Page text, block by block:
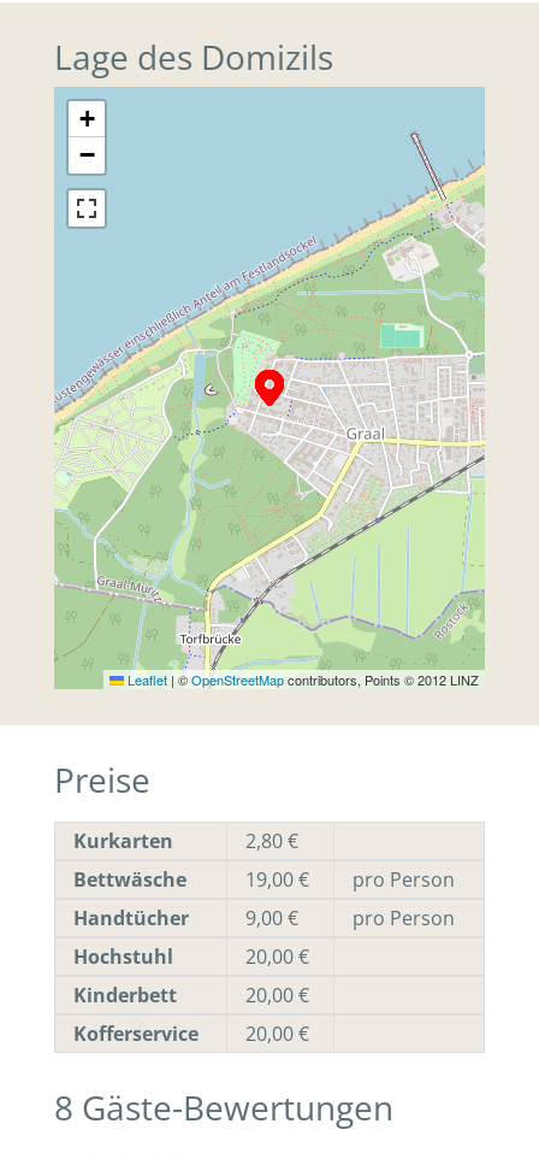
Lage des Domizils
+
−
Leaflet | ©OpenStreetMapcontributors, Points © 2012 LINZ
Preise
Kurkarten
2,80 €
Bettwäsche
19,00 €
pro Person
Handtücher
9,00 €
pro Person
Hochstuhl
20,00 €
Kinderbett
20,00 €
Kofferservice
20,00 €
8 Gäste-Bewertungen